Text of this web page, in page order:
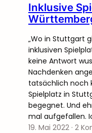
Inklusive
„Wo in Stuttgart
inklusiven
keine Antwort
Nachdenken
tatsächlich noch
Spielplatz in
begegnet. Und
mal aufgefallen.
19. Mai 2022 · 2